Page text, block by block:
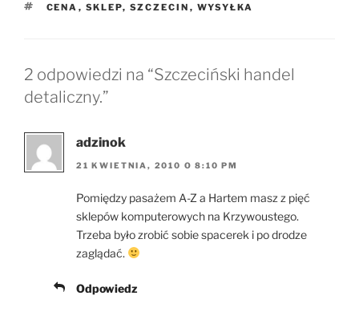
TAGI
CENA , SKLEP, SZCZECIN , WYSYŁKA
2 odpowiedzi na “Szczeciński handel
detaliczny.”
adzinok
21 KWIETNIA, 2010 O 8:10 PM
Pomiędzy pasażem A-Z a Hartem masz z pięć
sklepów komputerowych na Krzywoustego.
Trzeba było zrobić sobie spacerek i po drodze
zaglądać.
Odpowiedz